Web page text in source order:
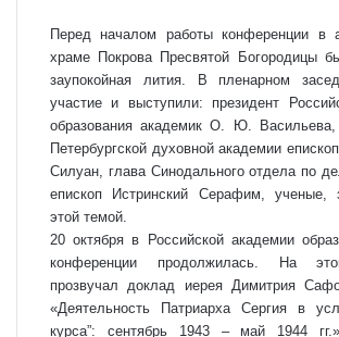
Перед началом работы конференции в
храме Покрова Пресвятой Богородицы
заупокойная лития. В пленарном
участие и выступили: президент
образования академик О. Ю. Васильева,
Петербургской духовной академии
Силуан, глава Синодального отдела по
епископ Истринский Серафим, ученые,
этой темой.
20 октября в Российской академии
конференции продолжилась. На
прозвучал доклад иерея Димитрия
«Деятельность Патриарха Сергия в
курса”: сентябрь 1943 – май 1944